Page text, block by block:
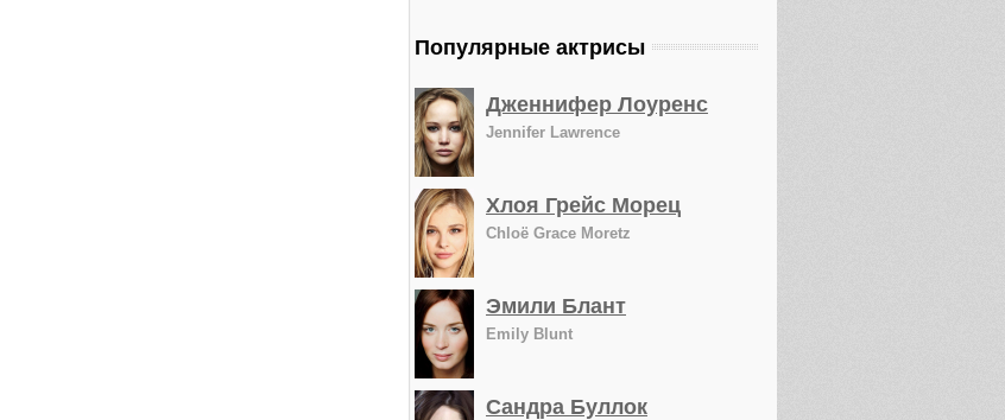
Популярные актрисы
Дженнифер Лоуренс
Jennifer Lawrence
Хлоя Грейс Морец
Chloë Grace Moretz
Эмили Блант
Emily Blunt
Сандра Буллок